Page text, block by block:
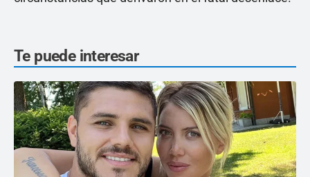
Te puede interesar